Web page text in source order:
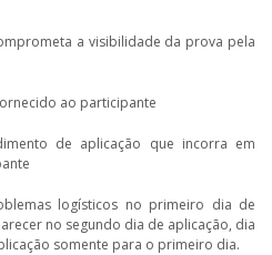
a visibilidade da prova pela
ao participante
de aplicação que incorra em
logísticos no primeiro dia de
no segundo dia de aplicação, dia
somente para o primeiro dia.